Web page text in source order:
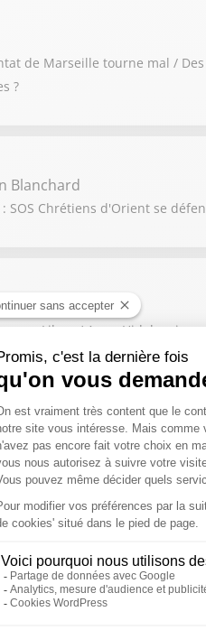
de Marseille tourne mal /
?
Blanchard
Chrétiens d'Orient se
au Liban / Anne Hidalgo, in
au Liban / L'hôpital
face à ses